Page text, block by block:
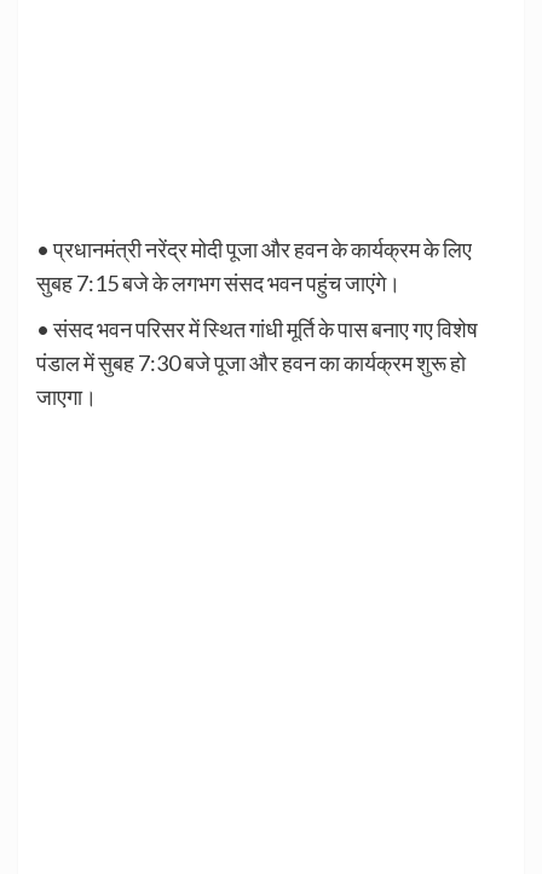
• प्रधानमंत्री नरेंद्र मोदी पूजा और हवन के कार्यक्रम के लिए
सुबह 7:15 बजे के लगभग संसद भवन पहुंच जाएंगे।
• संसद भवन परिसर में स्थित गांधी मूर्ति के पास बनाए गए विशेष
पंडाल में सुबह 7:30 बजे पूजा और हवन का कार्यक्रम शुरू हो
जाएगा।